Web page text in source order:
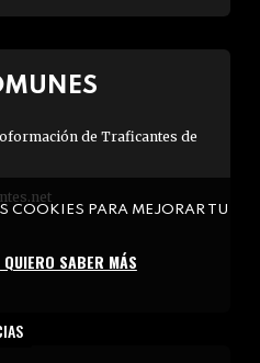
de Traficantes de
COOKIES PARA MEJORAR TU
QUIERO SABER MÁS